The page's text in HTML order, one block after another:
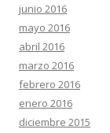
junio 2016
mayo 2016
abril 2016
marzo 2016
febrero 2016
enero 2016
diciembre 2015